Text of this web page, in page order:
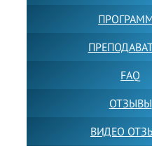
FAQ
ОТЗЫВЫ
ВИДЕО